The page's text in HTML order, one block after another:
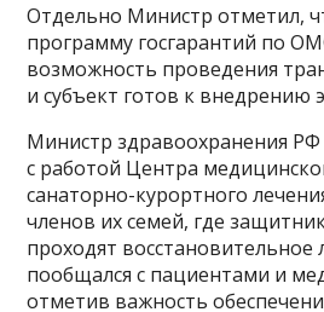
Отдельно Министр отметил,
программу госгарантий по
возможность проведения
и субъект готов к внедрению
Министр здравоохранения РФ
с работой Центра
санаторно-курортного
членов их семей, где
проходят восстановительное
пообщался с пациентами и
отметив важность